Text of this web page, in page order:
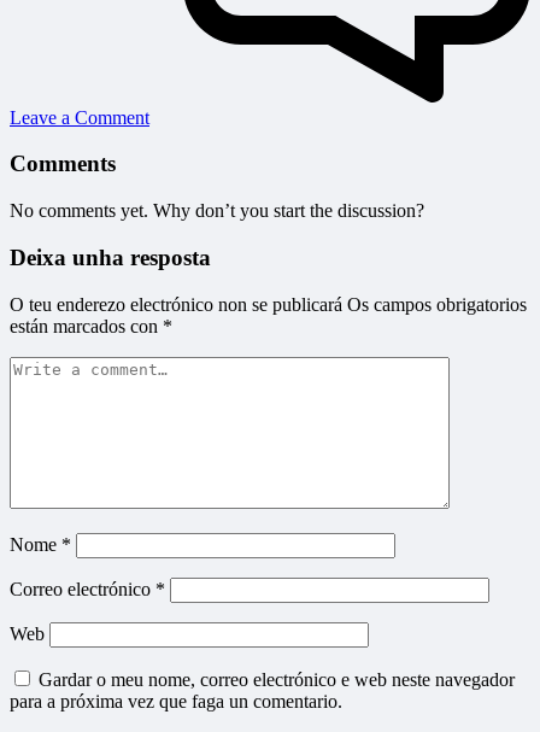
Leave a Comment
Comments
No comments yet. Why don’t you start the discussion?
Deixa unha resposta
O teu enderezo electrónico non se publicará Os campos obrigatorios
están marcados con *
Nome *
Correo electrónico *
Web
Gardar o meu nome, correo electrónico e web neste navegador
para a próxima vez que faga un comentario.